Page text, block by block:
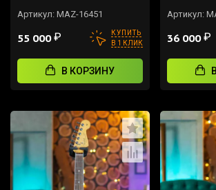
Артикул: MAZ-16451
55 000₽
КУПИТЬ
В 1 КЛИК
В КОРЗИНУ
Артикул:
36 000₽